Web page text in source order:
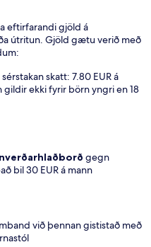
eftirfarandi gjöld á
útritun. Gjöld gætu verið með
skatt: 7.80 EUR á
gildir ekki fyrir börn yngri en 18
gegn
bil 30 EUR á mann
við þennan gististað með